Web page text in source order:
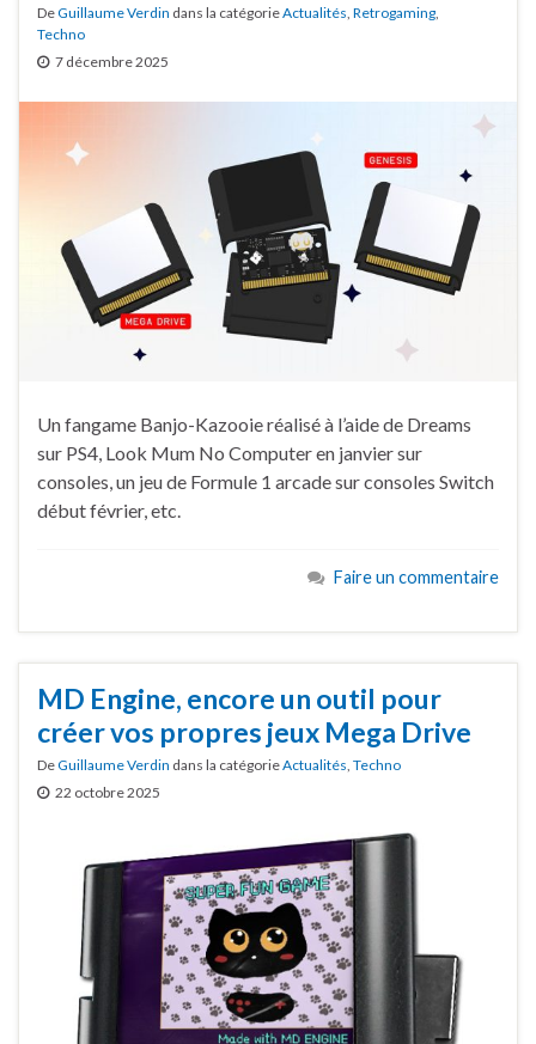
DeGuillaume Verdin dans la catégorieActualités Retrogaming
Techno
7 décembre 2025
Un fangame Banjo-Kazooie réalisé à l’aide de Dreams
sur PS4, Look Mum No Computer en janvier sur
consoles, un jeu de Formule 1 arcade sur consoles Switch
début février, etc.
Faire un commentaire
MD Engine, encore un outil pour
créer vos propres jeux Mega Drive
DeGuillaume Verdin dans la catégorieActualités Techno
22 octobre 2025